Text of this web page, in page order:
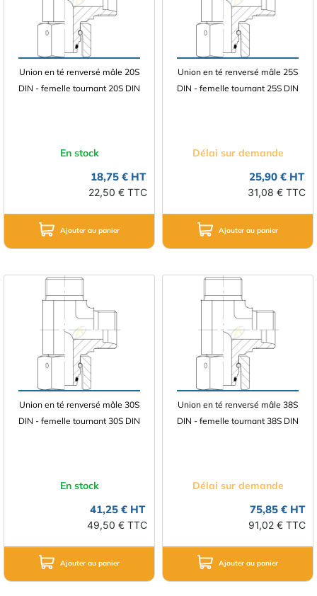
Union en té renversé mâle 20S
DIN - femelle tournant 20S DIN
En stock
18,75 € HT
22,50 € TTC
Ajouter au panier
Union en té renversé mâle 25S
DIN - femelle tournant 25S DIN
Délai sur demande
25,90 € HT
31,08 € TTC
Ajouter au panier
Union en té renversé mâle 30S
DIN - femelle tournant 30S DIN
En stock
41,25 € HT
49,50 € TTC
Ajouter au panier
Union en té renversé mâle 38S
DIN - femelle tournant 38S DIN
Délai sur demande
75,85 € HT
91,02 € TTC
Ajouter au panier